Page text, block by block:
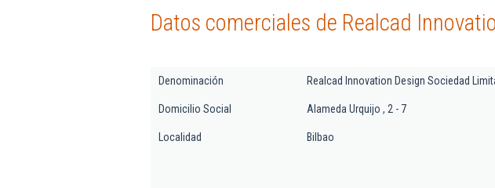
Datos comerciales de Realcad
Denominación Realcad Innovation Design Sociedad
Domicilio Social Alameda Urquijo , 2 - 7
Localidad Bilbao